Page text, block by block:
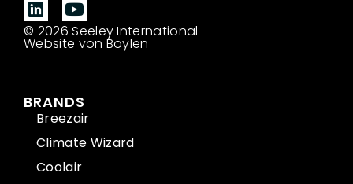
© 2026 Seeley International
Website von Boylen
BRANDS
Breezair
Climate Wizard
Coolair